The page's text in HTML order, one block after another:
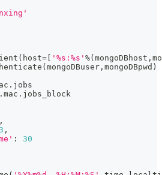
( host= '%s:%s' %( mongoDBhost ,
( mongoDBuser , mongoDBpwd )
. jobs
. mac . jobs_block
,
3 ,
:
30